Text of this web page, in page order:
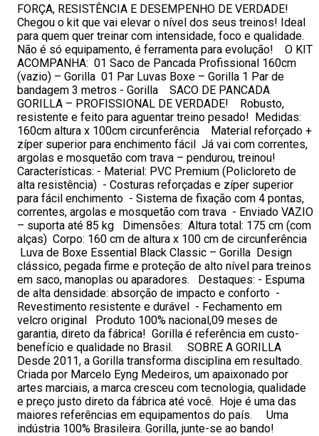
FORÇA, RESISTÊNCIA E DESEMPENHO DE VERDADE!
Chegou o kit que vai elevar o nível dos seus treinos! Ideal
para quem quer treinar com intensidade, foco e qualidade.
Não é só equipamento, é ferramenta para evolução! O KIT
ACOMPANHA: 01 Saco de Pancada Profissional 160cm
(vazio) – Gorilla 01 Par Luvas Boxe – Gorilla 1 Par de
bandagem 3 metros - Gorilla SACO DE PANCADA
GORILLA – PROFISSIONAL DE VERDADE! Robusto,
resistente e feito para aguentar treino pesado! Medidas:
160cm altura x 100cm circunferência Material reforçado +
zíper superior para enchimento fácil Já vai com correntes,
argolas e mosquetão com trava – pendurou, treinou!
Características: - Material: PVC Premium (Policloreto de
alta resistência) - Costuras reforçadas e zíper superior
para fácil enchimento - Sistema de fixação com 4 pontas,
correntes, argolas e mosquetão com trava - Enviado VAZIO
– suporta até 85 kg Dimensões: Altura total: 175 cm (com
alças) Corpo: 160 cm de altura x 100 cm de circunferência
Luva de Boxe Essential Black Classic – Gorilla Design
clássico, pegada firme e proteção de alto nível para treinos
em saco, manoplas ou aparadores. Destaques: - Espuma
de alta densidade: absorção de impacto e conforto -
Revestimento resistente e durável - Fechamento em
velcro original Produto 100% nacional,09 meses de
garantia, direto da fábrica! Gorilla é referência em custo-
benefício e qualidade no Brasil. SOBRE A GORILLA
Desde 2011, a Gorilla transforma disciplina em resultado.
Criada por Marcelo Eyng Medeiros, um apaixonado por
artes marciais, a marca cresceu com tecnologia, qualidade
e preço justo direto da fábrica até você. Hoje é uma das
maiores referências em equipamentos do país. Uma
indústria 100% Brasileira. Gorilla, junte-se ao bando!